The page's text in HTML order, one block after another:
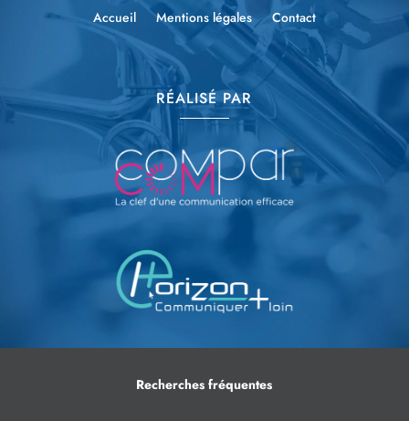
Accueil Mentions légales Contact
RÉALISÉ PAR
Recherches fréquentes